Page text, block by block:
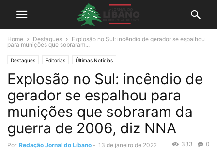
Home Destaques
Explosão no Sul: incêndio de gerador se espalhou
para munições que sobraram...
Destaques Editorias Últimas Notícias
Explosão no Sul: incêndio de
gerador se espalhou para
munições que sobraram da
guerra de 2006, diz NNA
Por Redação Jornal do Líbano - 13 de janeiro de 2022 0
333